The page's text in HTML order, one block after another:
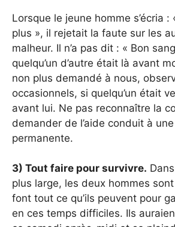
Lorsque le jeune homme s’écria :
plus », il rejetait la faute sur les
malheur. Il n’a pas dit : « Bon
quelqu’un d’autre était là avant
non plus demandé à nous,
occasionnels, si quelqu’un était
avant lui. Ne pas reconnaître la
demander de l’aide conduit à
permanente.
3) Tout faire pour survivre.
plus large, les deux hommes
font tout ce qu’ils peuvent pour
en ces temps difficiles. Ils